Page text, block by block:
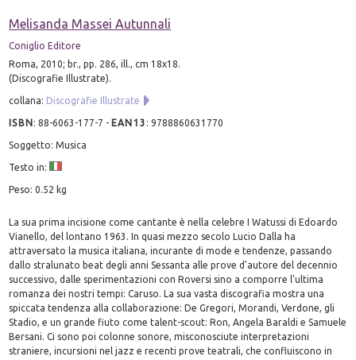
Melisanda Massei Autunnali
Coniglio Editore
Roma, 2010; br., pp. 286, ill., cm 18x18.
(Discografie Illustrate).
collana: Discografie Illustrate
ISBN:88-6063-177-7 - EAN13 :9788860631770
Soggetto: Musica
Testo in:
Peso: 0.52 kg
La sua prima incisione come cantante è nella celebre I Watussi di Edoardo
Vianello, del lontano 1963. In quasi mezzo secolo Lucio Dalla ha
attraversato la musica italiana, incurante di mode e tendenze, passando
dallo stralunato beat degli anni Sessanta alle prove d'autore del decennio
successivo, dalle sperimentazioni con Roversi sino a comporre l'ultima
romanza dei nostri tempi: Caruso. La sua vasta discografia mostra una
spiccata tendenza alla collaborazione: De Gregori, Morandi, Verdone, gli
Stadio, e un grande fiuto come talent-scout: Ron, Angela Baraldi e Samuele
Bersani. Ci sono poi colonne sonore, misconosciute interpretazioni
straniere, incursioni nel jazz e recenti prove teatrali, che confluiscono in